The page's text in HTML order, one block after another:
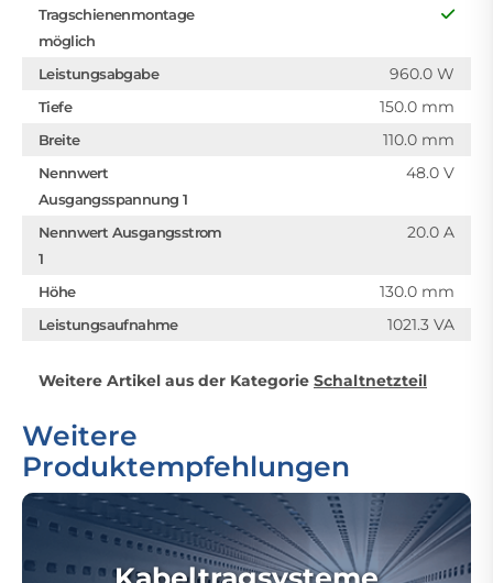
Tragschienenmontage
möglich
Leistungsabgabe
960.0 W
Tiefe 150.0 mm
Breite 110.0 mm
Nennwert
Ausgangsspannung 1
48.0 V
Nennwert Ausgangsstrom
1
20.0 A
Höhe 130.0 mm
Leistungsaufnahme 1021.3 VA
Weitere Artikel aus der Kategorie Schaltnetzteil
Weitere
Produktempfehlungen